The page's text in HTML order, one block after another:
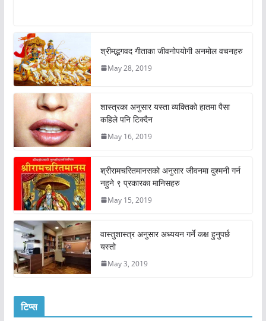
श्रीमद्भगवद गीताका जीवनोपयोगी अनमोल वचनहरु
May 28, 2019
शास्त्रका अनुसार यस्ता व्यक्तिको हातमा पैसा
कहिले पनि टिक्दैन
May 16, 2019
श्रीरामचरितमानसको अनुसार जीवनमा दुश्मनी गर्न
नहुने ९ प्रकारका मानिसहरु
May 15, 2019
वास्तुशास्त्र अनुसार अध्ययन गर्ने कक्ष हुनुपर्छ
यस्तो
May 3, 2019
टिप्स